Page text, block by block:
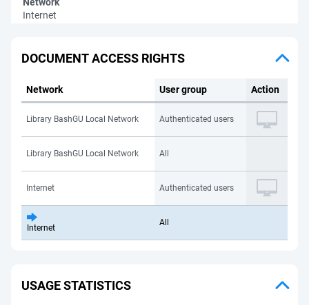
Internet
DOCUMENT ACCESS RIGHTS
Network User group Action
Library BashGU Local Network Authenticated users
Library BashGU Local Network All
Internet Authenticated users
Internet
All
USAGE STATISTICS